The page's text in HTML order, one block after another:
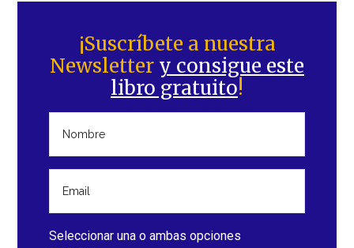
lateral
principal
¡Suscríbete a nuestra
Newsletter y consigue este
libro gratuito!
Seleccionar una o ambas opciones